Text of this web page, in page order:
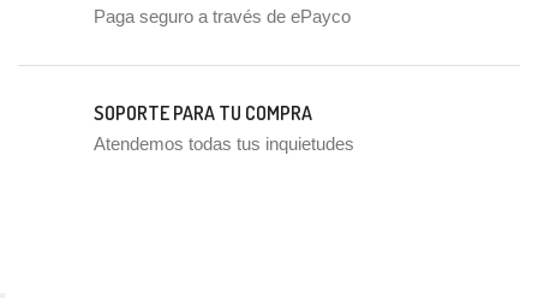
Paga seguro a través de ePayco
SOPORTE PARA TU COMPRA
Atendemos todas tus inquietudes